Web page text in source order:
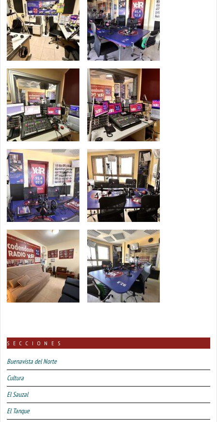
SECCIONES
Buenavista del Norte
Cultura
El Sauzal
El Tanque